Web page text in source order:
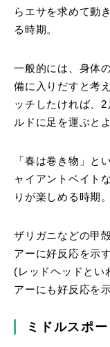
らエサを求めて動
る時期。
一般的には、身体
備に入りだすと考
ッチしたければ、
ルドに足を運ぶと
「春は巻き物」と
ャイアントベイト
りが楽しめる時期。
ザリガニなどの甲
アーに好反応を示
(レッドヘッドとい
アーにも好反応を
ミドルスポ